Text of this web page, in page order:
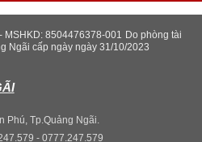
MSHKD: 8504476378-001 Do phòng tài
Ngãi cấp ngày ngày 31/10/2023
Phú, Tp.Quảng Ngãi.
- 0777.247.579